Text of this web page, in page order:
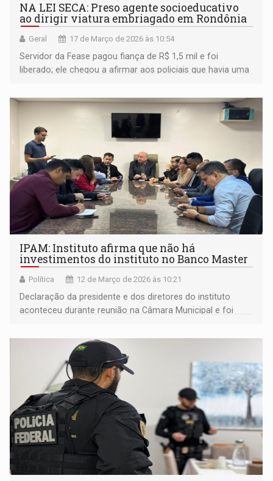
NA LEI SECA: Preso agente socioeducativo
ao dirigir viatura embriagado em Rondônia
Geral 17 de Março de 2026 às 10:54
Servidor da Fease pagou fiança de R$ 1,5 mil e foi
liberado; ele chegou a afirmar aos policiais que havia uma
encontrado
IPAM: Instituto afirma que não há
investimentos do instituto no Banco Master
Política 12 de Março de 2026 às 10:21
Declaração da presidente e dos diretores do instituto
aconteceu durante reunião na Câmara Municipal e foi